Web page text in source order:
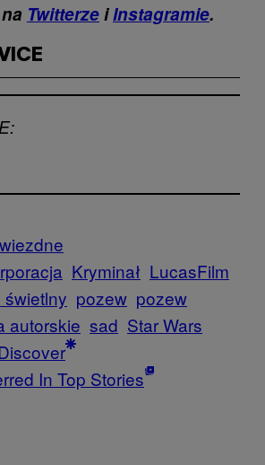
TwitterzeiInstagramie.
Kryminał LucasFilm
świetlny pozew pozew
autorskie sad Star Wars
In Top Stories